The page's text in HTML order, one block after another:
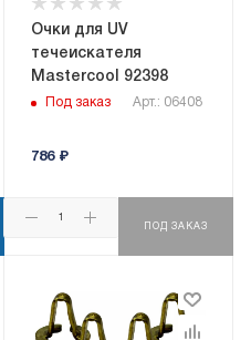
Очки для UV
течеискателя
Mastercool 92398
Под заказ Арт.: 06408
786₽
ПОД ЗАКАЗ